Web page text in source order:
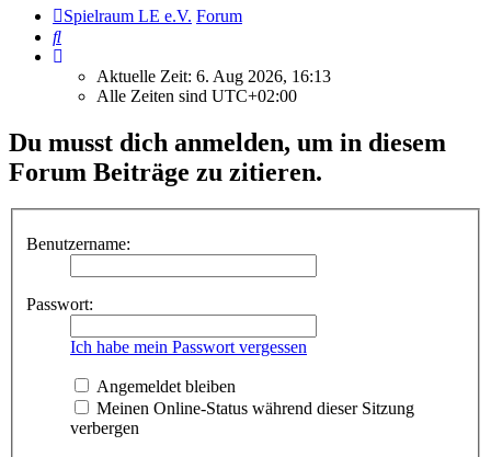
Spielraum LE e.V. Forum
Suche
Aktuelle Zeit: 6. Aug 2026, 16:13
Alle Zeiten sind UTC+02:00
Du musst dich anmelden, um in diesem
Forum Beiträge zu zitieren.
Benutzername:
Passwort:
Ich habe mein Passwort vergessen
Angemeldet bleiben
Meinen Online-Status während dieser Sitzung
verbergen